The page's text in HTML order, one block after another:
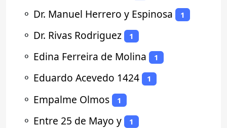
⚬ Dr. Manuel Herrero y Espinosa 1
⚬ Dr. Rivas Rodriguez 1
⚬ Edina Ferreira de Molina 1
⚬ Eduardo Acevedo 1424 1
⚬ Empalme Olmos 1
⚬ Entre 25 de Mayo y 1